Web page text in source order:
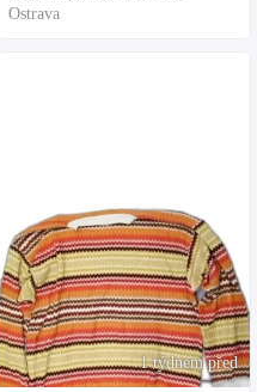
Ostrava
1 týdnem před